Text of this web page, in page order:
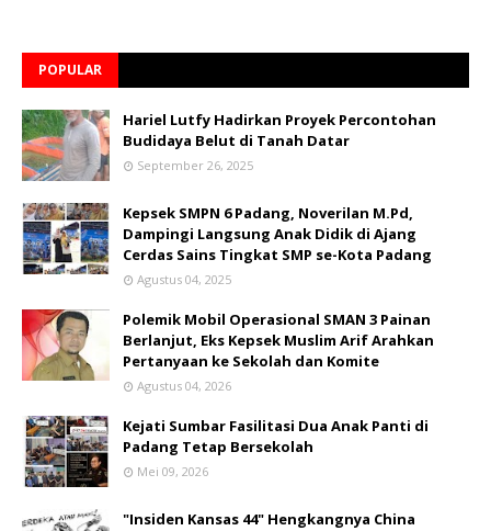
POPULAR
Hariel Lutfy Hadirkan Proyek Percontohan
Budidaya Belut di Tanah Datar
September 26, 2025
Kepsek SMPN 6 Padang, Noverilan M.Pd,
Dampingi Langsung Anak Didik di Ajang
Cerdas Sains Tingkat SMP se-Kota Padang
Agustus 04, 2025
Polemik Mobil Operasional SMAN 3 Painan
Berlanjut, Eks Kepsek Muslim Arif Arahkan
Pertanyaan ke Sekolah dan Komite
Agustus 04, 2026
Kejati Sumbar Fasilitasi Dua Anak Panti di
Padang Tetap Bersekolah
Mei 09, 2026
"Insiden Kansas 44" Hengkangnya China